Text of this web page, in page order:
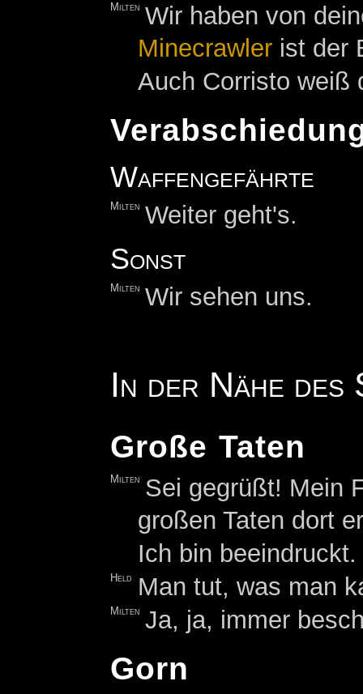
Milten Wir haben von
Minecrawler ist der
Auch Corristo weiß
Waffengefährte
Milten Weiter geht's.
Sonst
Milten Wir sehen uns.
In der Nähe des
Große Taten
Milten Sei gegrüßt! Mein
großen Taten dort
Ich bin
Held Man tut, was man
Milten Ja, ja, immer
Gorn